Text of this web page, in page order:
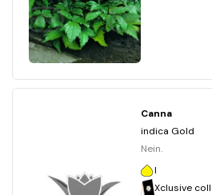
Canna
indica Gold
Nein.
I
Xclusive